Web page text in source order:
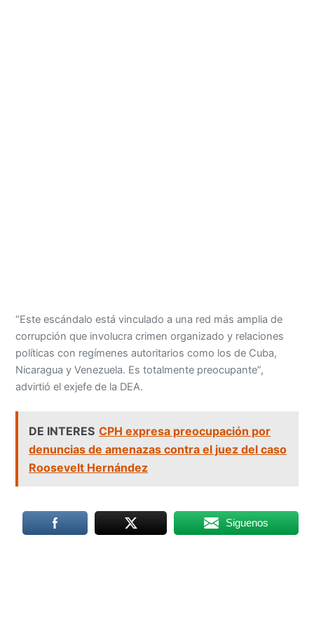
“Este escándalo está vinculado a una red más amplia de
corrupción que involucra crimen organizado y relaciones
políticas con regímenes autoritarios como los de Cuba,
Nicaragua y Venezuela. Es totalmente preocupante”,
advirtió el exjefe de la DEA.
DE INTERES CPH expresa preocupación por
denuncias de amenazas contra el juez del caso
Roosevelt Hernández
Siguenos